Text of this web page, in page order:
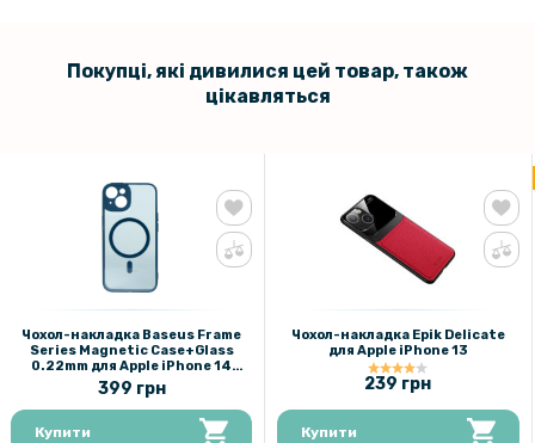
Покупці, які дивилися цей товар, також
цікавляться
Чохол-накладка Baseus Frame
Series Magnetic Case+Glass
0.22mm для Apple iPhone 14
ARJT020003
399 грн
Купити
Чохол-накладка Epik Delicate
для Apple iPhone 13
239 грн
Купити